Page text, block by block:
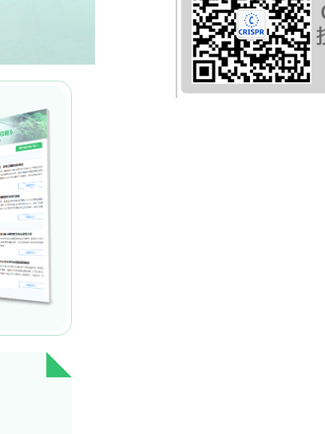
色）等多种结构
产量更高及下游
及类胡萝卜素因
）及青霉属
年真菌色
前监管及商业环
本研究检索欧洲
库，
及“yeast”
日期为2024年6
筛选：a）色素生
物技术干预；
重复专利后，最